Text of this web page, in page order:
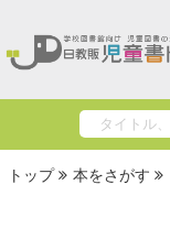
トップ 本をさがす